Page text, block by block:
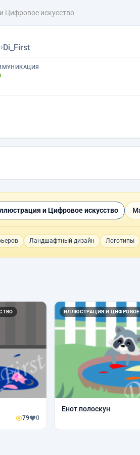
Цифровое искусство
›Di_First
и Цифровое искусство
Ландшафтный дизайн Логотипы
79 0
ИЛЛЮСТРАЦИЯ И ЦИФРОВОЕ
Енот полоскун